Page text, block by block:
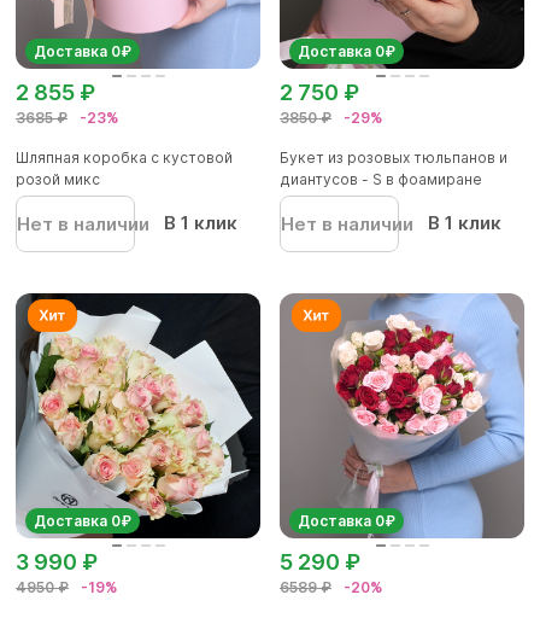
Доставка 0₽
3685 ₽ -23%
2 855 ₽
Шляпная коробка с кустовой
розой микс
Нет в наличии В 1 клик
Доставка 0₽
3850 ₽ -29%
2 750 ₽
Букет из розовых тюльпанов и
диантусов - S в фоамиране
Нет в наличии В 1 клик
Доставка 0₽
4950 ₽ -19%
3 990 ₽
Доставка 0₽
6589 ₽ -20%
5 290 ₽